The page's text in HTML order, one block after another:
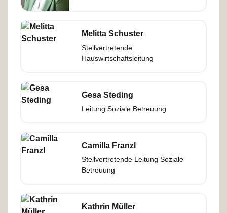
Melitta Schuster
Stellvertretende
Hauswirtschaftsleitung
Gesa Steding
Leitung Soziale Betreuung
Camilla Franzl
Stellvertretende Leitung Soziale
Betreuung
Kathrin Müller